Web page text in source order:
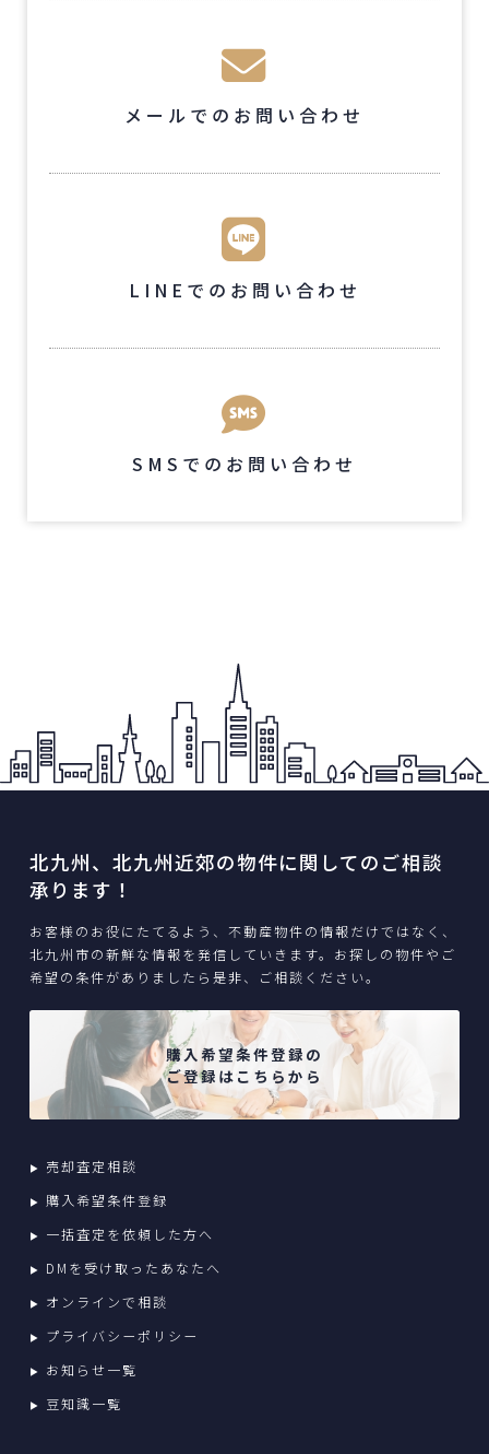
メールでのお問い合わせ
LINEでのお問い合わせ
SMSでのお問い合わせ
売却査定相談
購入希望条件登録
一括査定を依頼した方へ
DMを受け取ったあなたへ
オンラインで相談
プライバシーポリシー
お知らせ一覧
豆知識一覧
北九州、北九州近郊の物件に関してのご相談
承ります！
お客様のお役にたてるよう、不動産物件の情報だけではなく、
北九州市の新鮮な情報を発信していきます。お探しの物件やご
希望の条件がありましたら是非、ご相談ください。
購入希望条件登録の
ご登録はこちらから